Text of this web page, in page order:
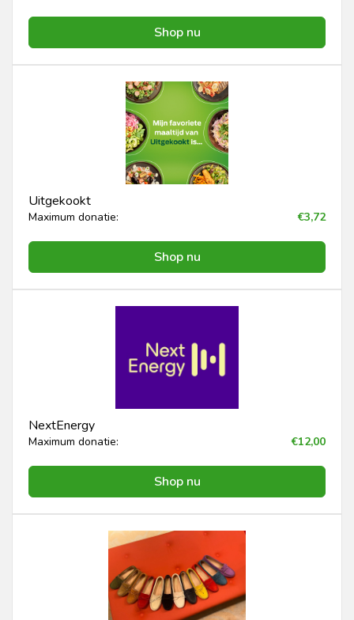
Shop nu
Uitgekookt
Maximum donatie: €3,72
Shop nu
NextEnergy
Maximum donatie: €12,00
Shop nu